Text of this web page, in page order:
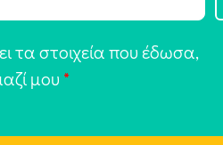
τα στοιχεία που έδωσα,
μου *